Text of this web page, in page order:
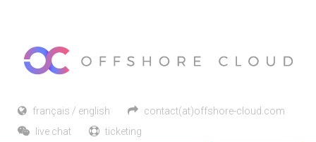
français / english
contact(at)offshore-cloud.com
live chat
ticketing